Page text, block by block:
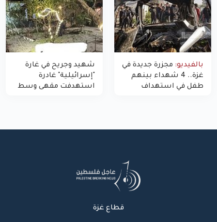
بالفيديو: مجزرة جديدة في
غزة.. 4 شهداء بينهم
طفل في استهداف
شهيد وجريح في غارة
"إسرائيلية" غادرة
استهدفت مقهى وسط
قطاع غزة